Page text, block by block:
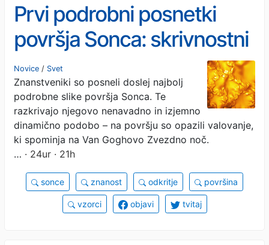
Prvi podrobni posnetki
površja Sonca: skrivnostni
vzorci
Novice / Svet
Znanstveniki so posneli doslej najbolj
podrobne slike površja Sonca. Te
razkrivajo njegovo nenavadno in izjemno
dinamično podobo – na površju so opazili valovanje,
ki spominja na Van Goghovo Zvezdno noč.
… · 24ur · 21h
sonce znanost odkritje površina
vzorci objavi tvitaj